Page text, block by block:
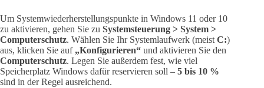
Um Systemwiederherstellungspunkte in Windows 11 oder 10
zu aktivieren, gehen Sie zu Systemsteuerung > System >
Computerschutz. Wählen Sie Ihr Systemlaufwerk (meistC:)
aus, klicken Sie auf „Konfigurieren“ und aktivieren Sie den
Computerschutz. Legen Sie außerdem fest, wie viel
Speicherplatz Windows dafür reservieren soll – 5 bis 10 %
sind in der Regel ausreichend.